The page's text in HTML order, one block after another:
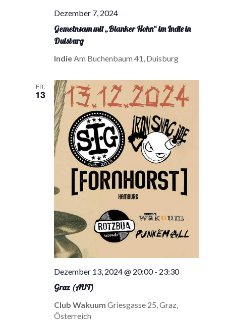
Gemeinsam mit „Blanker Hohn“ im Indie in
Duisburg
Dezember 7, 2024
IndieAm Buchenbaum 41, Duisburg
FR.
13
Graz (AUT)
Dezember 13, 2024 @ 20:00- 23:30
Club WakuumGriesgasse 25, Graz,
Österreich